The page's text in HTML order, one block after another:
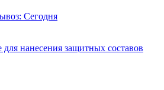
Сегодня
нанесения защитных составов